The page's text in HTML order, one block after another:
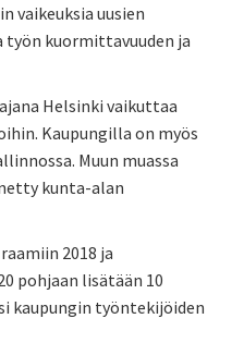
vaikeuksia uusien
kuormittavuuden ja
Helsinki vaikuttaa
Kaupungilla on myös
Muun muassa
kunta-alan
2018 ja
pohjaan lisätään 10
kaupungin työntekijöiden